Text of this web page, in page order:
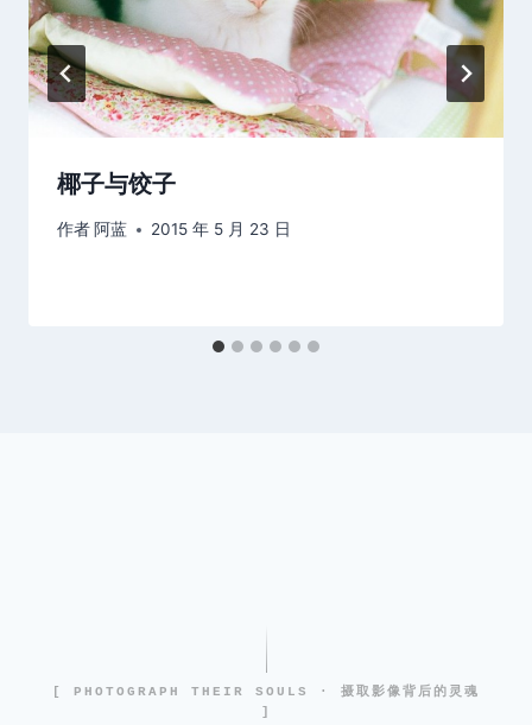
椰子与饺子
作者 阿蓝 2015 年 5 月 23 日
[ PHOTOGRAPH THEIR SOULS · 摄取影像背后的灵魂
]